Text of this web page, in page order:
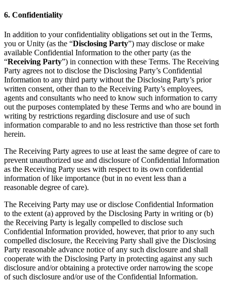
6. Confidentiality
In addition to your confidentiality obligations set out in the Terms,
you or Unity (as the “Disclosing Party”) may disclose or make
available Confidential Information to the other party (as the
“Receiving Party”) in connection with these Terms. The Receiving
Party agrees not to disclose the Disclosing Party’s Confidential
Information to any third party without the Disclosing Party’s prior
written consent, other than to the Receiving Party’s employees,
agents and consultants who need to know such information to carry
out the purposes contemplated by these Terms and who are bound in
writing by restrictions regarding disclosure and use of such
information comparable to and no less restrictive than those set forth
herein.
The Receiving Party agrees to use at least the same degree of care to
prevent unauthorized use and disclosure of Confidential Information
as the Receiving Party uses with respect to its own confidential
information of like importance (but in no event less than a
reasonable degree of care).
The Receiving Party may use or disclose Confidential Information
to the extent (a) approved by the Disclosing Party in writing or (b)
the Receiving Party is legally compelled to disclose such
Confidential Information provided, however, that prior to any such
compelled disclosure, the Receiving Party shall give the Disclosing
Party reasonable advance notice of any such disclosure and shall
cooperate with the Disclosing Party in protecting against any such
disclosure and/or obtaining a protective order narrowing the scope
of such disclosure and/or use of the Confidential Information.